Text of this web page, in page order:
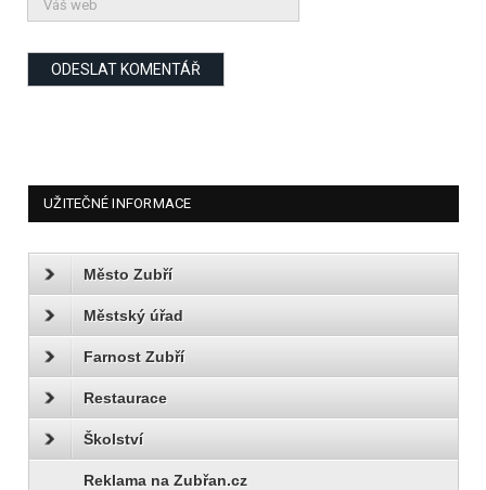
UŽITEČNÉ INFORMACE
Město Zubří
Městský úřad
Farnost Zubří
Restaurace
Školství
Reklama na Zubřan.cz